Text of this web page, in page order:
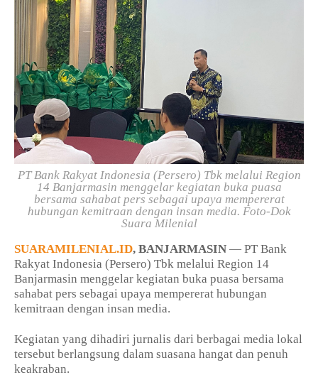
PT Bank Rakyat Indonesia (Persero) Tbk melalui Region
14 Banjarmasin menggelar kegiatan buka puasa
bersama sahabat pers sebagai upaya mempererat
hubungan kemitraan dengan insan media. Foto-Dok
Suara Milenial
SUARAMILENIAL.ID, BANJARMASIN — PT Bank
Rakyat Indonesia (Persero) Tbk melalui Region 14
Banjarmasin menggelar kegiatan buka puasa bersama
sahabat pers sebagai upaya mempererat hubungan
kemitraan dengan insan media.
Kegiatan yang dihadiri jurnalis dari berbagai media lokal
tersebut berlangsung dalam suasana hangat dan penuh
keakraban.